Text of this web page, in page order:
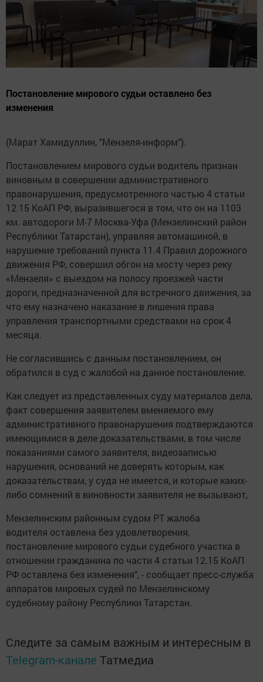
Постановление мирового судьи оставлено без
изменения
(Марат Хамидуллин, "Мензеля-информ").
Постановлением мирового судьи водитель признан
виновным в совершении административного
правонарушения, предусмотренного частью 4 статьи
12.15 КоАП РФ, выразившегося в том, что он на 1103
км. автодороги М-7 Москва-Уфа (Мензелинский район
Республики Татарстан), управляя автомашиной, в
нарушение требований пункта 11.4 Правил дорожного
движения РФ, совершил обгон на мосту через реку
«Мензеля» с выездом на полосу проезжей части
дороги, предназначенной для встречного движения, за
что ему назначено наказание в лишения права
управления транспортными средствами на срок 4
месяца.
Не согласившись с данным постановлением, он
обратился в суд с жалобой на данное постановление.
Как следует из представленных суду материалов дела,
факт совершения заявителем вменяемого ему
административного правонарушения подтверждаются
имеющимися в деле доказательствами, в том числе
показаниями самого заявителя, видеозаписью
нарушения, оснований не доверять которым, как
доказательствам, у суда не имеется, и которые каких-
либо сомнений в виновности заявителя не вызывают,
Мензелинским районным судом РТ жалоба
водителя оставлена без удовлетворения,
постановление мирового судьи судебного участка в
отношении гражданина по части 4 статьи 12.15 КоАП
РФ оставлена без изменения", - сообщает пресс-служба
аппаратов мировых судей по Мензелинскому
судебному району Республики Татарстан.
Следите за самым важным и интересным в
Telegram-канале Татмедиа